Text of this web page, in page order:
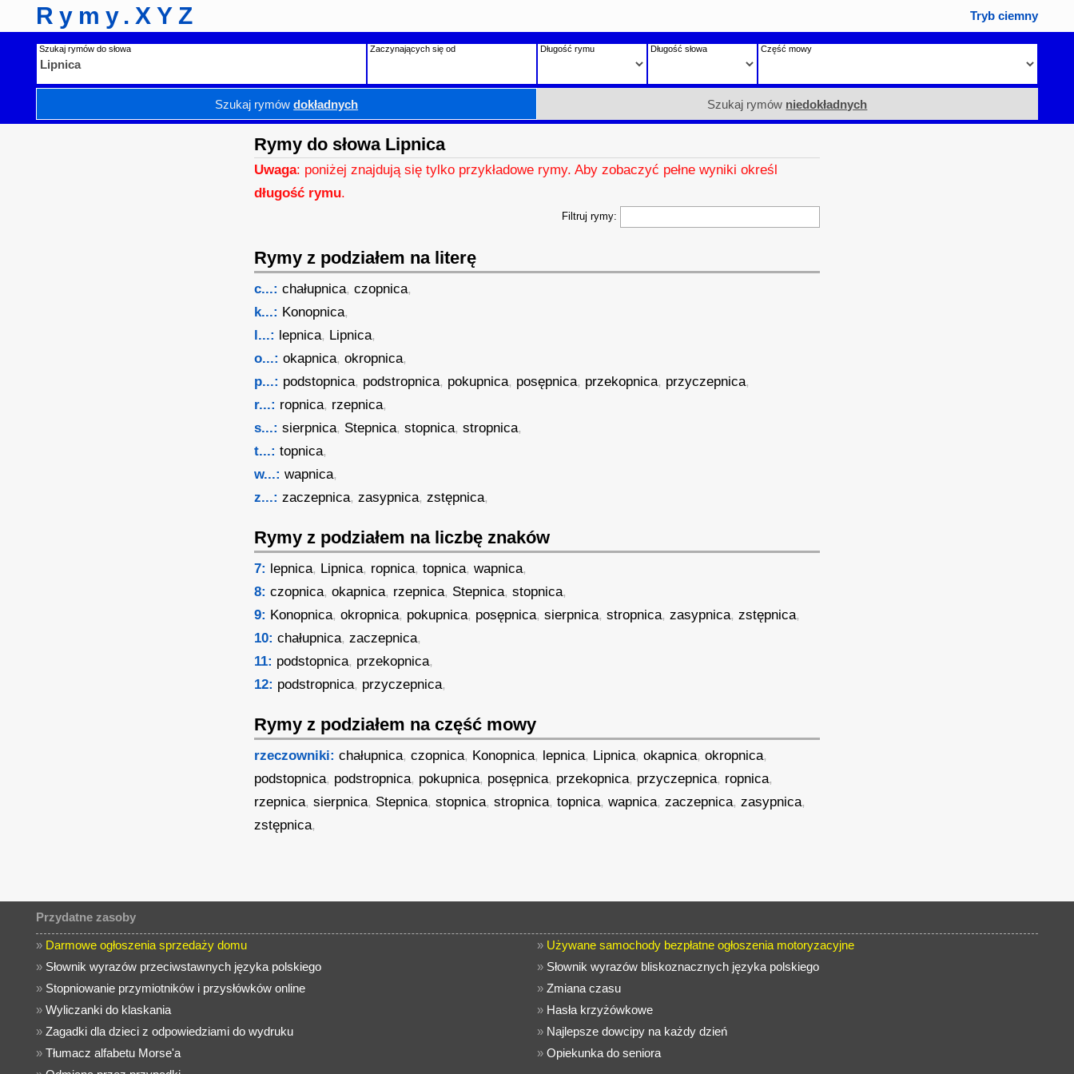
Rymy.XYZ Tryb ciemny
Szukaj rymów do słowa Zaczynających się od Długość rymu Długość słowa Część mowy
Szukaj rymówdokładnych Szukaj rymów niedokładnych
Rymy do słowa Lipnica
Uwaga: poniżej znajdują się tylko przykładowe rymy. Aby zobaczyć pełne wyniki określ
długość rymu.
Filtruj rymy:
Rymy z podziałem na literę
c...: chałupnica,czopnica,
k...: Konopnica,
l...: lepnica, Lipnica,
o...: okapnica,okropnica,
p...: podstopnica, podstropnica, pokupnica, posępnica, przekopnica, przyczepnica,
r...: ropnica, rzepnica,
s...: sierpnica, Stepnica,stopnica,stropnica,
t...: topnica,
w...: wapnica,
z...: zaczepnica,zasypnica,zstępnica,
Rymy z podziałem na liczbę znaków
7: lepnica, Lipnica, ropnica,topnica,wapnica,
8: czopnica,okapnica, rzepnica, Stepnica,stopnica,
9: Konopnica,okropnica, pokupnica, posępnica,sierpnica,stropnica,zasypnica,zstępnica,
10: chałupnica,zaczepnica,
11: podstopnica, przekopnica,
12: podstropnica, przyczepnica,
Rymy z podziałem na część mowy
rzeczowniki: chałupnica,czopnica, Konopnica, lepnica, Lipnica,okapnica,okropnica,
podstopnica, podstropnica, pokupnica, posępnica, przekopnica, przyczepnica, ropnica,
rzepnica,sierpnica, Stepnica,stopnica,stropnica,topnica,wapnica,zaczepnica,zasypnica,
zstępnica,
Przydatne zasoby
» Darmowe ogłoszenia sprzedaży domu » Używane samochody bezpłatne ogłoszenia motoryzacyjne
» Słownik wyrazów przeciwstawnych języka polskiego » Słownik wyrazów bliskoznacznych języka polskiego
» Stopniowanie przymiotników i przysłówków online » Zmiana czasu
»Wyliczanki do klaskania » Hasła krzyżówkowe
»Zagadki dla dzieci z odpowiedziami do wydruku » Najlepsze dowcipy na każdy dzień
»Tłumacz alfabetu Morse'a » Opiekunka do seniora